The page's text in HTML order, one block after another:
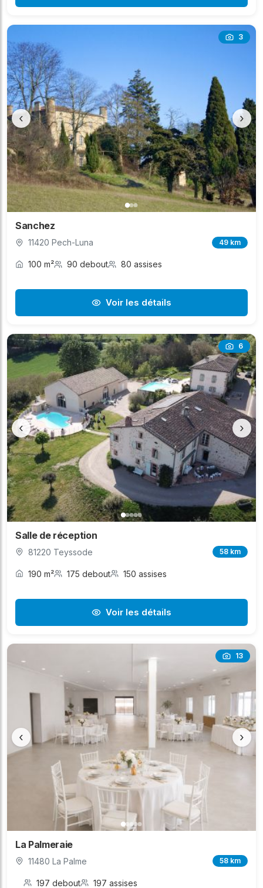
3
‹ ›
Sanchez
11420 Pech-Luna 49 km
100 m² 90 debout 80 assises
Voir les détails
6
‹ ›
Salle de réception
81220 Teyssode 58 km
190 m² 175 debout 150 assises
Voir les détails
13
‹ ›
La Palmeraie
11480 La Palme 58 km
197 debout 197 assises